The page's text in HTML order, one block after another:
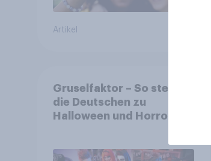
Artikel
Gruselfaktor – So stehen
die Deutschen zu
Halloween und Horror